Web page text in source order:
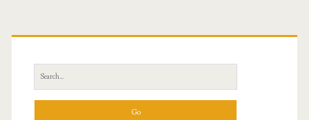
Primary
Sidebar
Search
for: